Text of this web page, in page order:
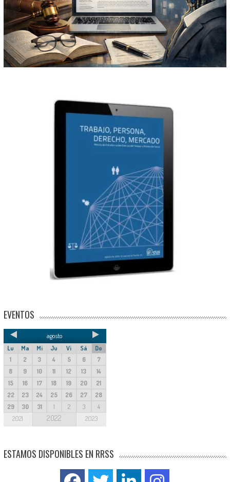
EVENTOS
agosto
Lu Ma Mi Ju Vi Sá
Do
1
2 3 4 5 6
7
8
9 10 11 12 13
14
15
16 17 18 19 20
21
22
23 24 25 26 27
28
29
30 31 1 2 3 4
2021 2022 2023
ESTAMOS DISPONIBLES EN RRSS